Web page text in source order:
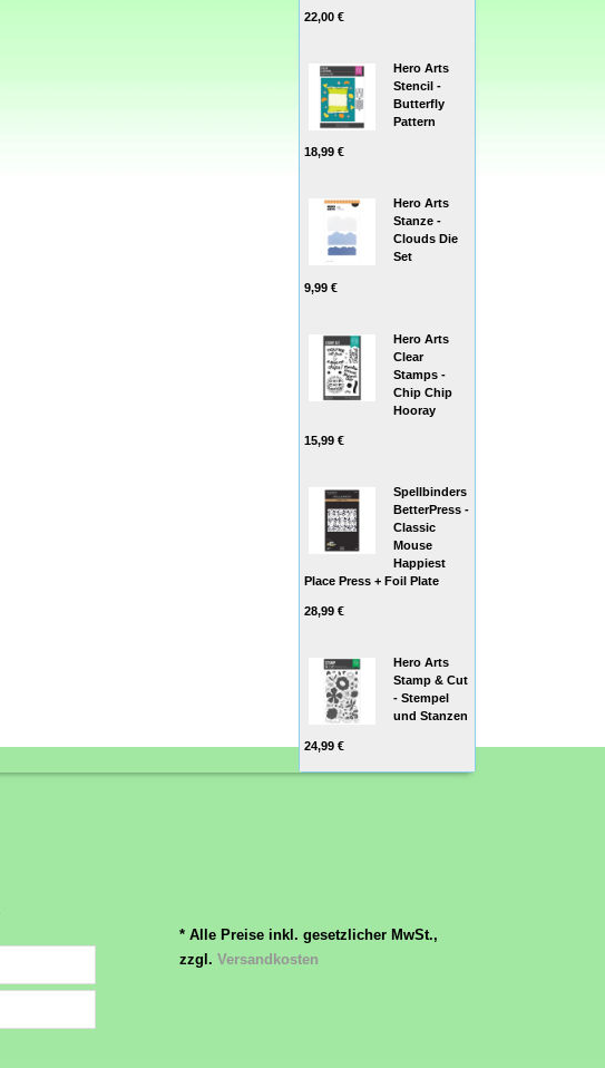
22,00 €
Hero Arts
Stencil -
Butterfly
Pattern
18,99 €
Hero Arts
Stanze -
Clouds Die
Set
9,99 €
Hero Arts
Clear
Stamps -
Chip Chip
Hooray
15,99 €
Spellbinders
BetterPress -
Classic
Mouse
Happiest
Place Press + Foil Plate
28,99 €
Hero Arts
Stamp & Cut
- Stempel
und Stanzen
24,99 €
* Alle Preise inkl. gesetzlicher MwSt.,
zzgl. Versandkosten